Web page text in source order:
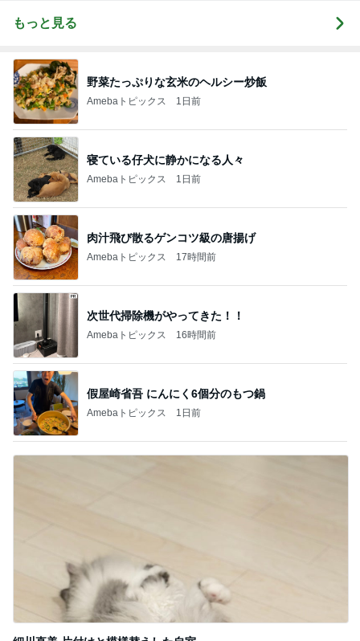
もっと見る
野菜たっぷりな玄米のヘルシー炒飯
Amebaトピックス 1日前
寝ている仔犬に静かになる人々
Amebaトピックス 1日前
肉汁飛び散るゲンコツ級の唐揚げ
Amebaトピックス 17時間前
次世代掃除機がやってきた！！
Amebaトピックス 16時間前
假屋崎省吾 にんにく6個分のもつ鍋
Amebaトピックス 1日前